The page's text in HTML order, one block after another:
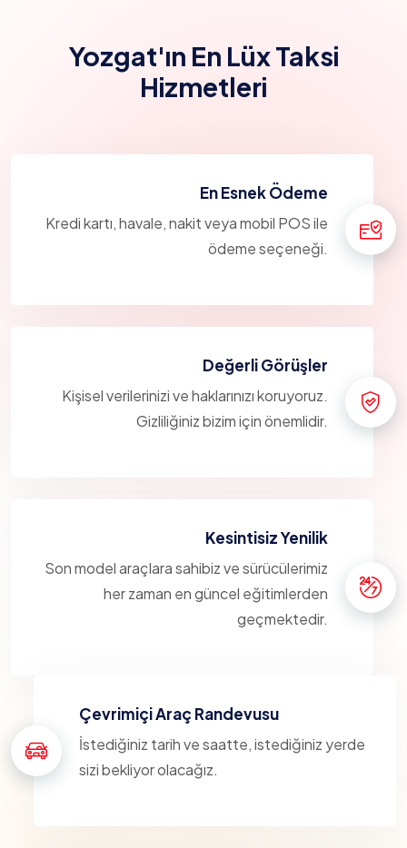
Yozgat'ın En Lüx Taksi
Hizmetleri
En Esnek Ödeme
Kredi kartı, havale, nakit veya mobil POS ile
ödeme seçeneği.
Değerli Görüşler
Kişisel verilerinizi ve haklarınızı koruyoruz.
Gizliliğiniz bizim için önemlidir.
Kesintisiz Yenilik
Son model araçlara sahibiz ve sürücülerimiz
her zaman en güncel eğitimlerden
geçmektedir.
Çevrimiçi Araç Randevusu
İstediğiniz tarih ve saatte, istediğiniz yerde
sizi bekliyor olacağız.